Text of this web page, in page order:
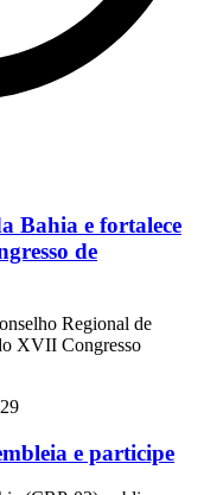
Bahia e fortalece
de
Regional de
XVII Congresso
e participe